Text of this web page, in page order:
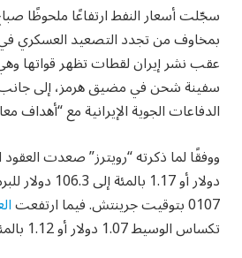
سجّلت أسعار النفط ارتفاعًا ملحوظًا
بمخاوف من تجدد التصعيد العسكري
عقب نشر إيران لقطات تظهر قواتها
سفينة شحن في مضيق هرمز، إلى جانب
الدفاعات الجوية الإيرانية مع “أهداف
دولار أو 1.17
0107 بتوقيت جرينتش. فيما ارتفعت
تكساس الوسيط 1.07 دولار أو 1.12 بالمئة إلى 96.92 دولار.